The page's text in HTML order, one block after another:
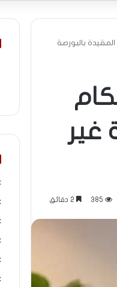
المقيدة بالبورصة
غير
385